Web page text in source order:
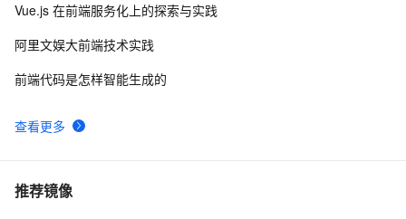
查看更多
Vue.js 在前端服务化上的探索与实践
阿里文娱大前端技术实践
前端代码是怎样智能生成的
推荐镜像